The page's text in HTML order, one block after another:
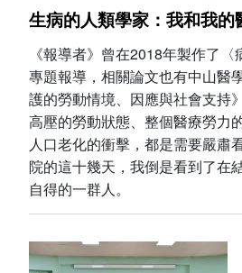
生病的人類學家：我和我的
《報導者》曾在2018年製作了〈
專題報導，相關論文也有中山醫
護的勞動情境、因應與社會支持
高壓的勞動狀態、整個醫療勞力
人口老化的衝擊，都是需要嚴肅
院的這十幾天，我倒是看到了在
自得的一群人。